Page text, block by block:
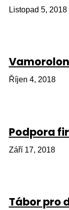
Listopad 5, 2018
Říjen 4, 2018
Podpora
Září 17, 2018
Tábor pro